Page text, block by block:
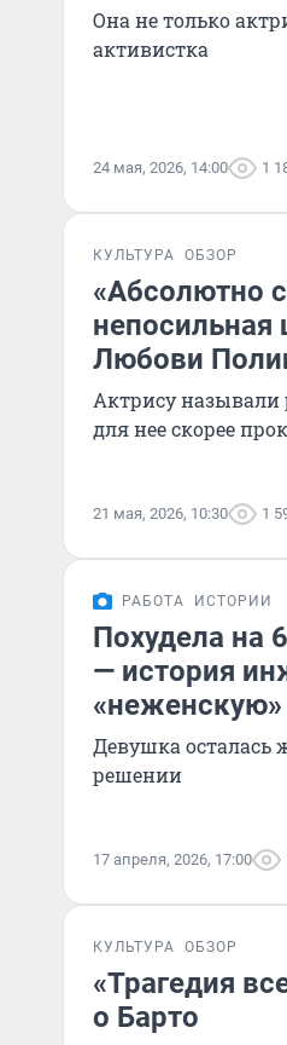
Она не только
активистка
24 мая, 2026, 14:00 1
КУЛЬТУРА ОБЗОР
«Абсолютно
непосильная
Любови
Актрису называли
для нее скорее
21 мая, 2026, 10:30 1
РАБОТА ИСТОРИИ
Похудела на
— история
«неженскую»
Девушка осталась
решении
17 апреля, 2026, 17:00
КУЛЬТУРА ОБЗОР
«Трагедия
о Барто